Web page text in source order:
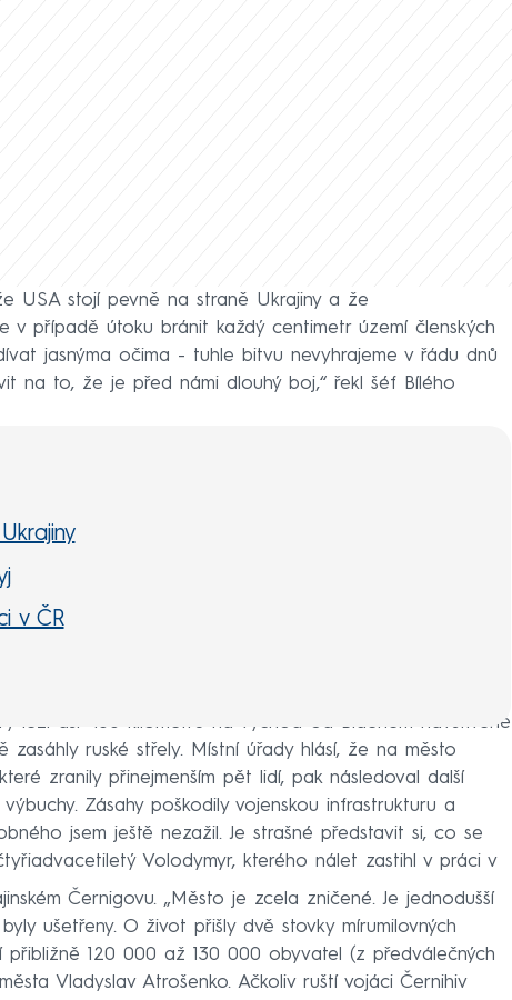
USA stojí pevně na straně Ukrajiny a že
v případě útoku bránit každý centimetr území členských
jasnýma očima - tuhle bitvu nevyhrajeme v řádu dnů
na to, že je před námi dlouhý boj,“ řekl šéf Bílého
v ČR
leží asi 400 kilometrů na východ od Bidenem navštívené
zasáhly ruské střely. Místní úřady hlásí, že na město
zranily přinejmenším pět lidí, pak následoval další
Zásahy poškodily vojenskou infrastrukturu a
jsem ještě nezažil. Je strašné představit si, co se
Volodymyr, kterého nálet zastihl v práci v
Černigovu. „Město je zcela zničené. Je jednodušší
ušetřeny. O život přišly dvě stovky mírumilovných
přibližně 120 000 až 130 000 obyvatel (z předválečných
Vladyslav Atrošenko. Ačkoliv ruští vojáci Černihiv